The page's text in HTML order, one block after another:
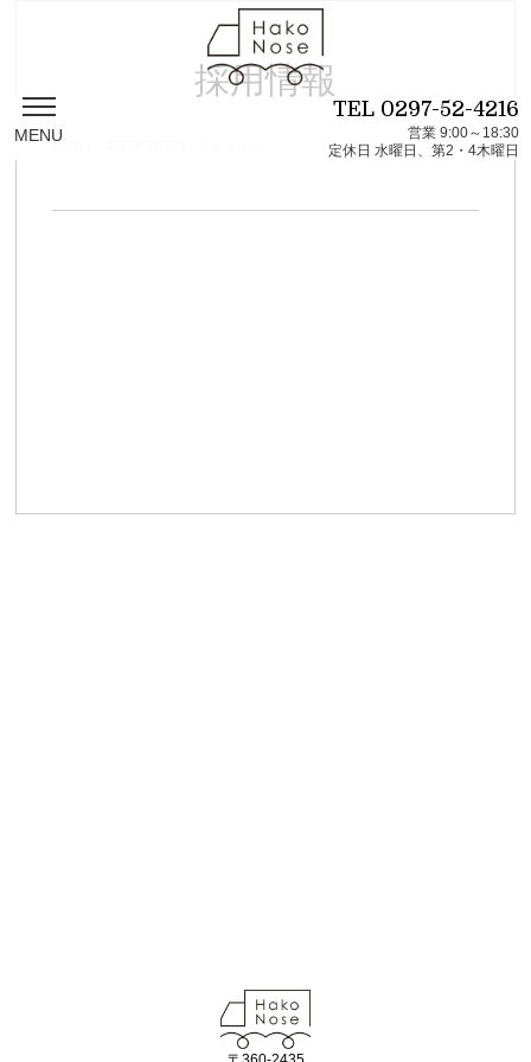
MENU
TEL 0297-52-4216
営業 9:00～18:30
定休日 水曜日、第2・4木曜日
採用情報
投稿日：2017年3月5日 | カテゴリー：